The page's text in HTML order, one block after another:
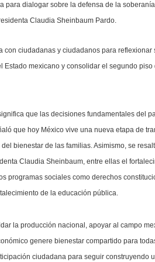
para dialogar sobre la defensa de la
Claudia Sheinbaum Pardo.
con ciudadanas y ciudadanos para reflexionar
mexicano y consolidar el segundo piso
que las decisiones fundamentales del
que hoy México vive una nueva etapa de
bienestar de las familias. Asimismo, se
Claudia Sheinbaum, entre ellas el
programas sociales como derechos
de la educación pública.
la producción nacional, apoyar al campo
genere bienestar compartido para
ciudadana para seguir construyendo